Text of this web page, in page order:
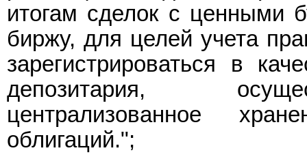
итогам сделок с ценными
биржу, для целей учета
зарегистрироваться в
депозитария,
централизованное
облигаций.";